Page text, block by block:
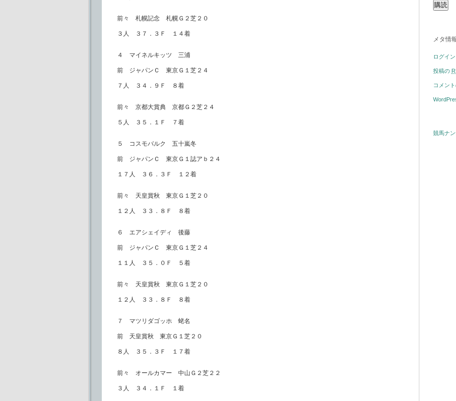
前々 札幌記念 札幌Ｇ２芝２０
３人 ３７．３Ｆ １４着
４ マイネルキッツ 三浦
前 ジャパンＣ 東京Ｇ１芝２４
７人 ３４．９Ｆ ８着
前々 京都大賞典 京都Ｇ２芝２４
５人 ３５．１Ｆ ７着
５ コスモバルク 五十嵐冬
前 ジャパンＣ 東京Ｇ１誌アｂ２４
１７人 ３６．３Ｆ １２着
前々 天皇賞秋 東京Ｇ１芝２０
１２人 ３３．８Ｆ ８着
６ エアシェイディ 後藤
前 ジャパンＣ 東京Ｇ１芝２４
１１人 ３５．０Ｆ ５着
前々 天皇賞秋 東京Ｇ１芝２０
１２人 ３３．８Ｆ ８着
７ マツリダゴッホ 蛯名
前 天皇賞秋 東京Ｇ１芝２０
８人 ３５．３Ｆ １７着
前々 オールカマー 中山Ｇ２芝２２
３人 ３４．１Ｆ １着
メタ情
ログイン
投稿の
コメン
競馬ナ